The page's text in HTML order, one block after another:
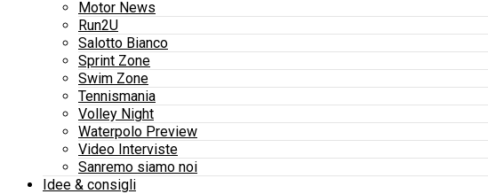
Motor News
Run2U
Salotto Bianco
Sprint Zone
Swim Zone
Tennismania
Volley Night
Waterpolo Preview
Video Interviste
Sanremo siamo noi
Idee & consigli